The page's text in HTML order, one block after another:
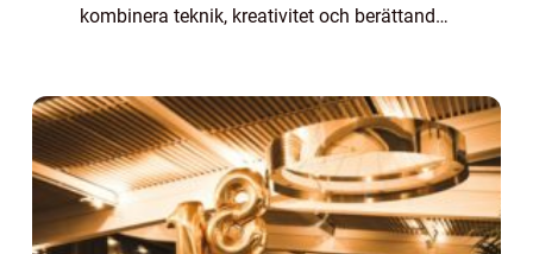
kombinera teknik, kreativitet och berättande